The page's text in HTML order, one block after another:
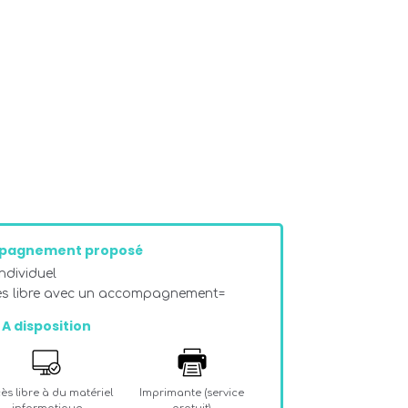
proposé
libre avec un accompagnement=
A disposition
libre à du matériel
Imprimante (service